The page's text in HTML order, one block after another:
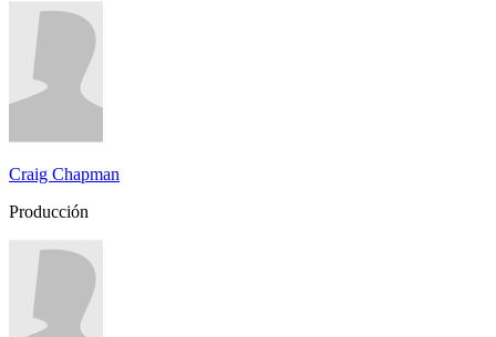
Craig Chapman
Producción